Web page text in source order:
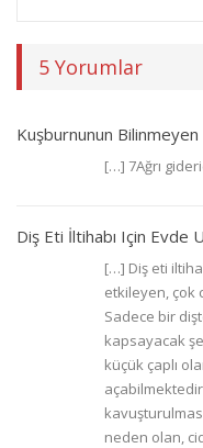
5 Yorumlar
Kuşburnunun Bilinmeyen
[…] 7Ağrı
Diş Eti İltihabı Için Evde
[…] Diş eti
etkileyen, çok
Sadece bir
kapsayacak
küçük çaplı
neden olan,